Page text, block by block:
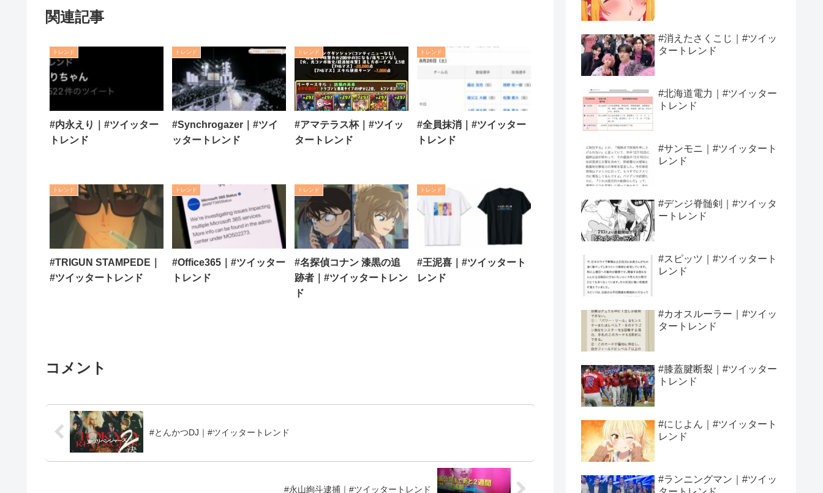
関連記事
トレンド
#内永えり｜#ツイッター
トレンド
トレンド
#Synchrogazer｜#ツイ
ッタートレンド
トレンド
#アマテラス杯｜#ツイッ
タートレンド
トレンド
#全員抹消｜#ツイッター
トレンド
トレンド
#TRIGUN STAMPEDE｜
#ツイッタートレンド
トレンド
#Office365｜#ツイッター
トレンド
トレンド
#名探偵コナン 漆黒の追
跡者｜#ツイッタートレン
ド
トレンド
#王泥喜｜#ツイッタート
レンド
コメント
#とんかつDJ｜#ツイッタートレンド
#永山絢斗逮捕｜#ツイッタートレンド
#消えたさくこじ｜#ツイッ
タートレンド
#北海道電力｜#ツイッター
トレンド
#サンモニ｜#ツイッタート
レンド
#デンジ脊髄剣｜#ツイッタ
ートレンド
#スピッツ｜#ツイッタート
レンド
#カオスルーラー｜#ツイッ
タートレンド
#膝蓋腱断裂｜#ツイッター
トレンド
#にじよん｜#ツイッタート
レンド
#ランニングマン｜#ツイッ